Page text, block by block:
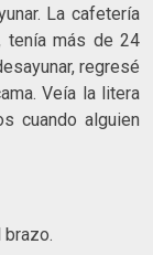
La cafetería
tenía más de 24
regresé
Veía la litera
cuando alguien
brazo.